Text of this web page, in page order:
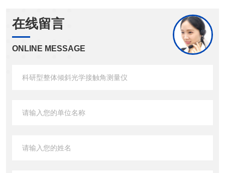
在线留言
ONLINE MESSAGE